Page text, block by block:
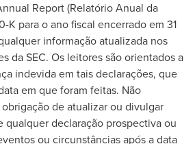
Report (Relatório Anual da
K para o ano fiscal encerrado em 31
informação atualizada nos
da SEC. Os leitores são orientados a
indevida em tais declarações, que
em que foram feitas. Não
de atualizar ou divulgar
qualquer declaração prospectiva ou
ou circunstâncias após a data